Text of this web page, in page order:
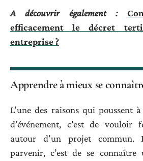
A découvrir également :
efficacement le décret
entreprise ?
Apprendre à mieux se
L’une des raisons qui poussent
d’événement, c’est de vouloir
autour d’un projet
parvenir, c’est de se